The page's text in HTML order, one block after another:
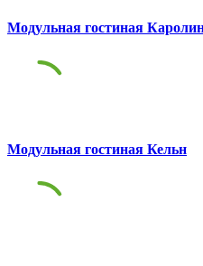
Модульная гостиная
Модульная гостиная Кельн